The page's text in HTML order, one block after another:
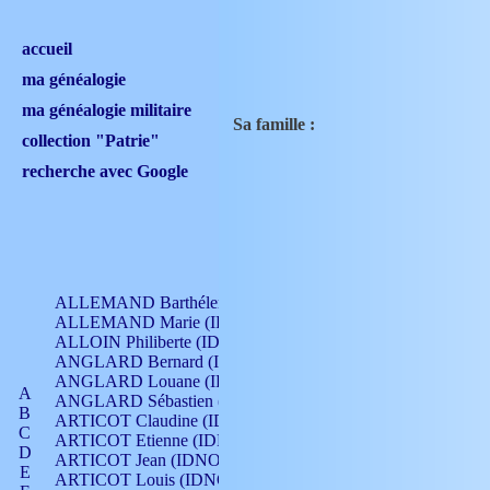
accueil
ma généalogie
ma généalogie militaire
collection "Patrie"
recherche avec Google
A
B
C
D
E
ALLEMAND Barthélemy (IDNO 330)
ALLEMAND Marie (IDNO 165)
ALLOIN Philiberte (IDNO 449)
ANGLARD Bernard (IDNO 4)
ANGLARD Louane (IDNO 4)
ANGLARD Sébastien (IDNO 4)
ARTICOT Claudine (IDNO 105)
ARTICOT Etienne (IDNO 420)
ARTICOT Jean (IDNO 210)
ARTICOT Louis (IDNO 420)
Sa famille :